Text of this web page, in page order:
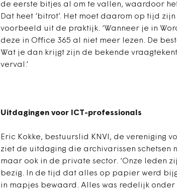
de eerste bitjes al om te vallen, waardoor
Dat heet ‘bitrot’. Het moet daarom op tijd
voorbeeld uit de praktijk. ‘Wanneer je in
deze in Office 365 al niet meer lezen. De
Wat je dan krijgt zijn de bekende
verval.’
Uitdagingen voor ICT-professionals
Eric Kokke, bestuurslid KNVI, de vereniging
ziet de uitdaging die archivarissen
maar ook in de private sector. ‘Onze leden
bezig. In de tijd dat alles op papier werd
in mapjes bewaard. Alles was redelijk